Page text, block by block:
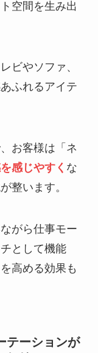
空間を生み出
ビやソファ、
ふれるアイテ
お客様は「ネ
感じやすく な
整います。
がら仕事モー
として機能
高める効果も
テーションが